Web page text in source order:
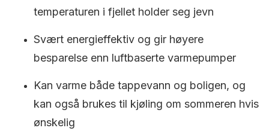
temperaturen i fjellet holder seg jevn
Svært energieffektiv og gir høyere
besparelse enn luftbaserte varmepumper
Kan varme både tappevann og boligen, og
kan også brukes til kjøling om sommeren hvis
ønskelig